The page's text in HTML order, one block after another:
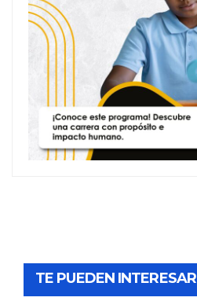
TE PUEDEN INTERESAR